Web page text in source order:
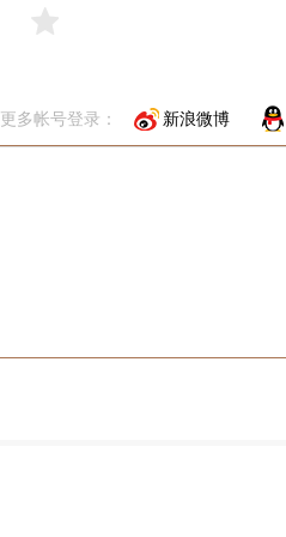
更多帐号登录： 新浪微博